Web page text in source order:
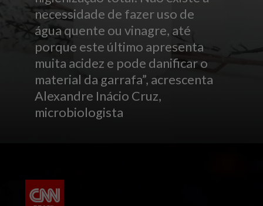
necessidade de fazer uso de
água quente ou vinagre, até
porque este último apresenta
muita acidez e pode danificar o
material da garrafa”, acrescenta
Alexandre Inácio Cruz,
microbiologista